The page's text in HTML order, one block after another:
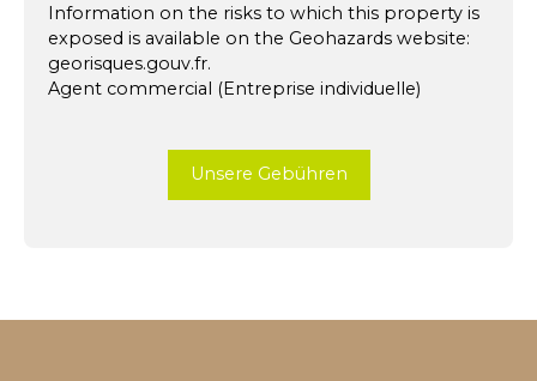
Information on the risks to which this property is
exposed is available on the Geohazards website:
georisques.gouv.fr.
Agent commercial (Entreprise individuelle)
Unsere Gebühren